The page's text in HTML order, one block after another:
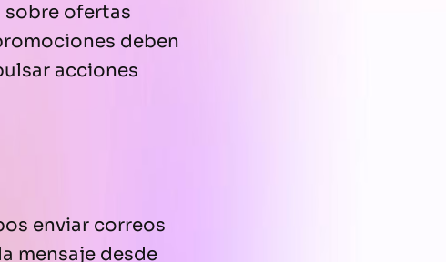
sobre ofertas
deben
acciones
enviar correos
mensaje desde